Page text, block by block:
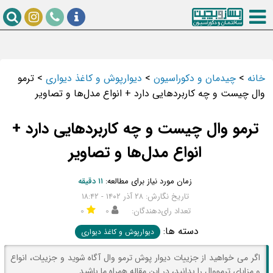
خانه>چیدمان و دکوراسیون>دیوارپوش و کاغذ دیواری>ترمو
وال چیست و چه کاربردهایی دارد +‌ انواع مدل‌ها و تصاویر
ترمو وال چیست و چه کاربردهایی دارد +‌
انواع مدل‌ها و تصاویر
زمان مورد نیاز برای مطالعه:۱۱ دقیقه
تاریخ نگارش: ۲۸ آذر ۱۴۰۲ - ۱۸:۴۲
تعداد رای‌دهندگان:
۰ ۰
دسته ها: دیوارپوش و کاغذ دیواری
اگر می خواهید از جزییات دیوار پوش ترمو وال آگاه شوید و جزییات، انواع